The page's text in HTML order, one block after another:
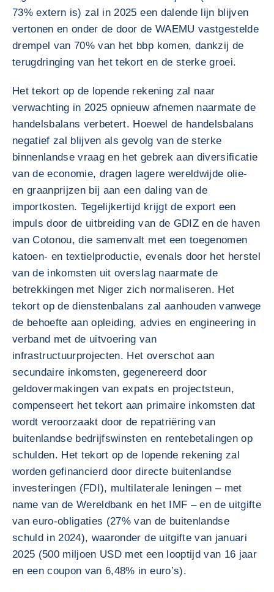
73% extern is) zal in 2025 een dalende lijn blijven
vertonen en onder de door de WAEMU vastgestelde
drempel van 70% van het bbp komen, dankzij de
terugdringing van het tekort en de sterke groei.
Het tekort op de lopende rekening zal naar
verwachting in 2025 opnieuw afnemen naarmate de
handelsbalans verbetert. Hoewel de handelsbalans
negatief zal blijven als gevolg van de sterke
binnenlandse vraag en het gebrek aan diversificatie
van de economie, dragen lagere wereldwijde olie-
en graanprijzen bij aan een daling van de
importkosten. Tegelijkertijd krijgt de export een
impuls door de uitbreiding van de GDIZ en de haven
van Cotonou, die samenvalt met een toegenomen
katoen- en textielproductie, evenals door het herstel
van de inkomsten uit overslag naarmate de
betrekkingen met Niger zich normaliseren. Het
tekort op de dienstenbalans zal aanhouden vanwege
de behoefte aan opleiding, advies en engineering in
verband met de uitvoering van
infrastructuurprojecten. Het overschot aan
secundaire inkomsten, gegenereerd door
geldovermakingen van expats en projectsteun,
compenseert het tekort aan primaire inkomsten dat
wordt veroorzaakt door de repatriëring van
buitenlandse bedrijfswinsten en rentebetalingen op
schulden. Het tekort op de lopende rekening zal
worden gefinancierd door directe buitenlandse
investeringen (FDI), multilaterale leningen – met
name van de Wereldbank en het IMF – en de uitgifte
van euro-obligaties (27% van de buitenlandse
schuld in 2024), waaronder de uitgifte van januari
2025 (500 miljoen USD met een looptijd van 16 jaar
en een coupon van 6,48% in euro’s).